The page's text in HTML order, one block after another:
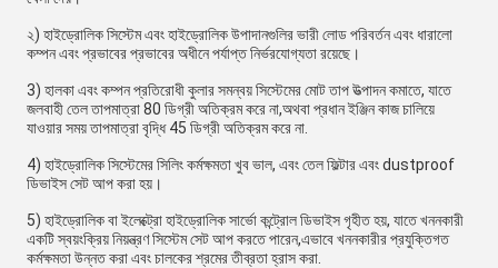
২) হাইড্রোলিক সিস্টেম এবং হাইড্রোলিক উপাদানগুলির ভারী লোড পরিবর্তন এবং ধারালো
কম্পন এবং প্রভাবের প্রভাবের অধীনে পর্যাপ্ত নির্ভরযোগ্যতা রয়েছে।
3) হালকা এবং কম্পন প্রতিরোধী কুলার সমন্বয় সিস্টেমের মোট তাপ উত্পাদন কমাতে, যাতে
জলবাহী তেল তাপমাত্রা 80 ডিগ্রী অতিক্রম করে না,অথবা প্রধান ইঞ্জিন কাজ চালিয়ে
যাওয়ার সময় তাপমাত্রা বৃদ্ধি 45 ডিগ্রী অতিক্রম করে না.
4) হাইড্রোলিক সিস্টেমের সিলিং কর্মক্ষমতা খুব ভাল, এবং তেল ফিল্টার এবং dustproof
ডিভাইস সেট আপ করা হয়।
5) হাইড্রোলিক বা ইলেক্ট্রো হাইড্রোলিক সার্ভো কন্ট্রোল ডিভাইস গৃহীত হয়, যাতে খননকারী
একটি স্বয়ংক্রিয় নিয়ন্ত্রণ সিস্টেম সেট আপ করতে পারেন,এভাবে খননকারীর প্রযুক্তিগত
কর্মক্ষমতা উন্নত করা এবং চালকের শ্রমের তীব্রতা হ্রাস করা.